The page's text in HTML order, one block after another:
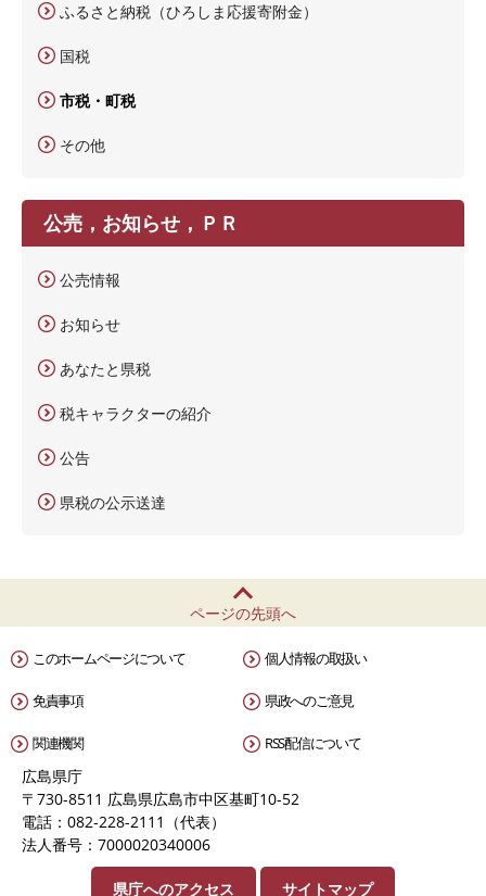
ふるさと納税（ひろしま応援寄附金）
国税
市税・町税
その他
公売，お知らせ，ＰＲ
公売情報
お知らせ
あなたと県税
税キャラクターの紹介
公告
県税の公示送達
ページの先頭へ
このホームページについて 個人情報の取扱い
免責事項 県政へのご意見
関連機関 RSS配信について
広島県庁
〒730-8511 広島県広島市中区基町10-52
電話：082-228-2111（代表）
法人番号：7000020340006
県庁へのアクセス サイトマップ